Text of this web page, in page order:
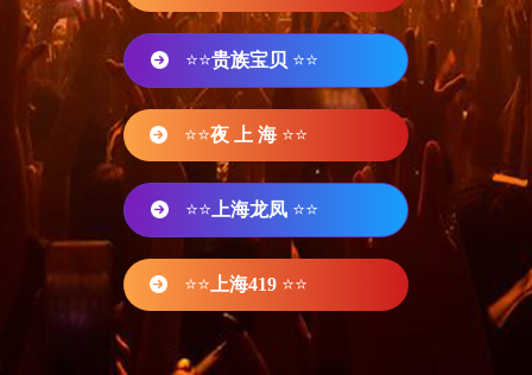
⭐⭐贵族宝贝 ⭐⭐
⭐⭐夜 上 海 ⭐⭐
⭐⭐ 上海龙凤 ⭐⭐
⭐⭐ 上海419 ⭐⭐